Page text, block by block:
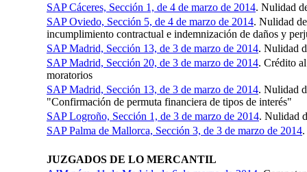
SAP Cáceres, Sección 1, de 4 de marzo de 2014. Nulidad
SAP Oviedo, Sección 5, de 4 de marzo de 2014. Nulidad
incumplimiento contractual e indemnización de daños y
SAP Madrid, Sección 13, de 3 de marzo de 2014. Nulidad
SAP Madrid, Sección 20, de 3 de marzo de 2014. Crédito
moratorios
SAP Madrid, Sección 13, de 3 de marzo de 2014. Nulidad
"Confirmación de permuta financiera de tipos de interés"
SAP Logroño, Sección 1, de 3 de marzo de 2014. Nulidad
SAP Palma de Mallorca, Sección 3, de 3 de marzo de 2014
JUZGADOS DE LO MERCANTIL